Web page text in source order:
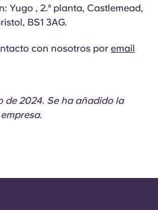
Yugo , 2.ª planta, Castlemead,
BS1 3AG.
con nosotros por email
de 2024. Se ha añadido la